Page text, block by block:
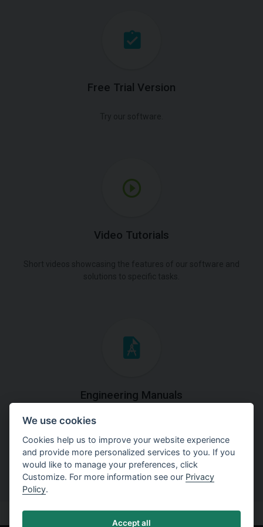
Free Trial Version
Video Tutorials
Engineering Manuals
Step by steps guides on how
to solve a specific tasks.
We use cookies
Cookies help us to improve your website experience
and provide more personalized services to you. If you
would like to manage your preferences, click
Customize. For more information see our Privacy
Policy.
Accept all